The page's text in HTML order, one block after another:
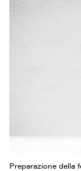
Preparazione della